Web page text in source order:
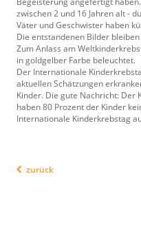
zwischen 2 und 16 Jahren alt -
Väter und Geschwister haben
Die entstandenen Bilder
Zum Anlass am
in goldgelber Farbe beleuchtet.
Der Internationale
aktuellen Schätzungen
Kinder. Die gute Nachricht: Der
haben 80 Prozent der Kinder
Internationale Kinderkrebstag
zurück